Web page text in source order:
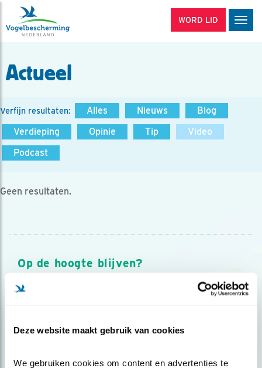
Deze website maakt gebruik van cookies
We gebruiken cookies om content en advertenties te
WORD LID
Actueel
Verfijn resultaten: Alles Nieuws
Blog
Verdieping
Opinie Tip
Video
Podcast
Geen resultaten.
Op de hoogte blijven?
Meld je aan en ontvang nieuws, inspiratie, acties en tips
over vogels en activiteiten van Vogelbescherming.